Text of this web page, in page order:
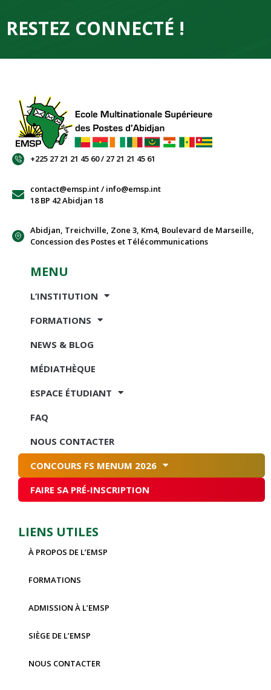
RESTEZ CONNECTÉ !
+225 27 21 21 45 60 / 27 21 21 45 61
contact@emsp.int / info@emsp.int
18 BP 42 Abidjan 18
Abidjan, Treichville, Zone 3, Km4, Boulevard de Marseille,
Concession des Postes et Télécommunications
MENU
L’INSTITUTION
FORMATIONS
NEWS & BLOG
MÉDIATHÈQUE
ESPACE ÉTUDIANT
FAQ
NOUS CONTACTER
CONCOURS FS MENUM 2026
FAIRE SA PRÉ-INSCRIPTION
LIENS UTILES
À PROPOS DE L’EMSP
FORMATIONS
ADMISSION À L’EMSP
SIÈGE DE L’EMSP
NOUS CONTACTER